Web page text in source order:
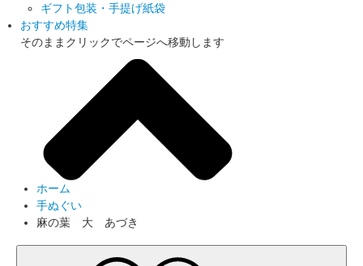
ギフト包装・手提げ紙袋
おすすめ特集
そのままクリックでページへ移動します
ホーム
手ぬぐい
麻の葉 大 あづき